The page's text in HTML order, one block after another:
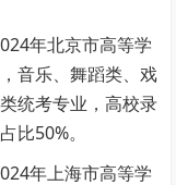
年北京市高等学
音乐、舞蹈类、戏
统考专业，高校录
比50%。
年上海市高等学